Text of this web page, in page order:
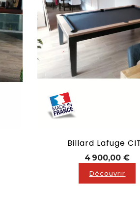
Billard Lafuge
4 900,00 €
Découvrir